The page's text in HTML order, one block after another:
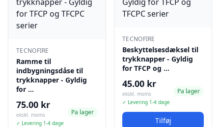
TECNOFIRE
Ramme til
indbygningsdåse til
trykknapper - Gyldig
for …
75.00 kr
ekskl. moms
✓ Levering 1-4 dage
Pa lager
TECNOFIRE
Beskyttelsesdæksel til
trykknapper - Gyldig
for TFCP og …
45.00 kr
ekskl. moms
✓ Levering 1-4 dage
Pa lager
Tilføj